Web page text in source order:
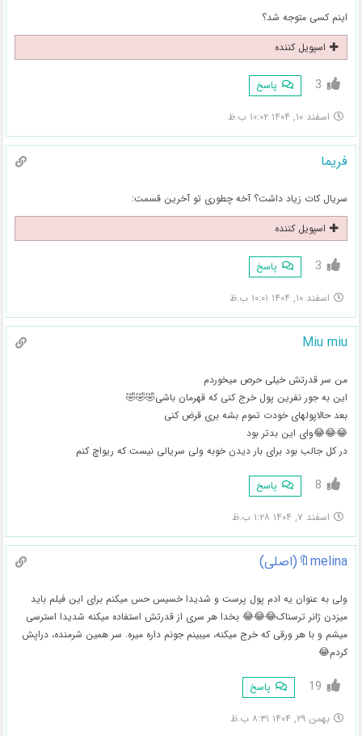
اینم کسی متوجه شد؟
اسپویل کننده
3 پاسخ
اسفند ۱۰, ۱۴۰۴ ۱۰:۰۲ ب.ظ
فریما
سریال کات زیاد داشت؟ آخه چطوری تو آخرین قسمت:
اسپویل کننده
3 پاسخ
اسفند ۱۰, ۱۴۰۴ ۱۰:۰۱ ب.ظ
Miu miu
من سر قدرتش خیلی حرص میخوردم
این به جور نفرین پول خرج کنی که قهرمان باشی🤣🤣🤣
بعد حالاپولهای خودت تموم بشه بری قرض کنی
😂😂😂وای این بدتر بود
در کل جالب بود برای بار دیدن خوبه ولی سریالی نیست که ریواچ کنم
8 پاسخ
اسفند ۷, ۱۴۰۴ ۱:۲۸ ب.ظ
melina🔖(اصلی)
ولی به عنوان یه ادم پول پرست و شدیدا خسیس حس میکنم برای این فیلم باید
میزدن ژانر ترسناک😂😂😂 بخدا هر سری از قدرتش استفاده میکنه شدیدا استرسی
میشم و با هر ورقی که خرج میکنه، میبینم جونم داره میره. سر همین شرمنده، دراپش
کردم😂
19 پاسخ
بهمن ۲۹, ۱۴۰۴ ۸:۳۱ ب.ظ